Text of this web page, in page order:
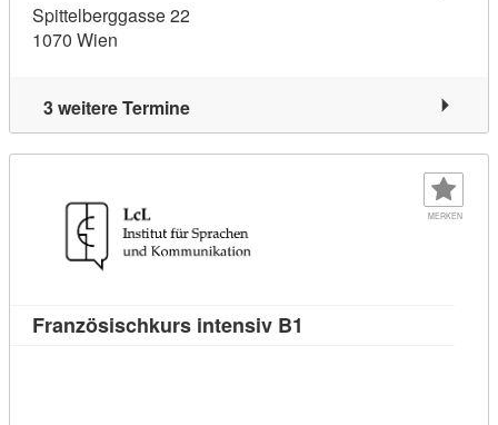
Spittelberggasse 22
1070 Wien
3 weitere Termine
MERKEN
Französischkurs intensiv B1